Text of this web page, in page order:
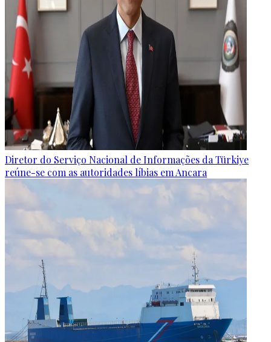
Diretor do Serviço Nacional de Informações da Türkiye
reúne-se com as autoridades líbias em Ancara